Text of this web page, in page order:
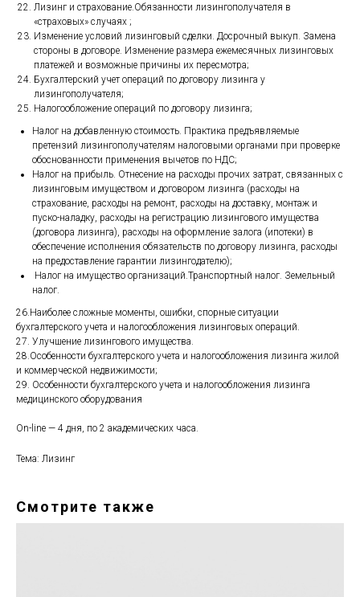
Лизинг и страхование.Обязанности лизингополучателя в
«страховых» случаях ;
Изменение условий лизинговый сделки. Досрочный выкуп. Замена
стороны в договоре. Изменение размера ежемесячных лизинговых
платежей и возможные причины их пересмотра;
Бухгалтерский учет операций по договору лизинга у
лизингополучателя;
Налогообложение операций по договору лизинга;
Налог на добавленную стоимость. Практика предъявляемые
претензий лизингополучателям налоговыми органами при проверке
обоснованности применения вычетов по НДС;
Налог на прибыль. Отнесение на расходы прочих затрат, связанных с
лизинговым имуществом и договором лизинга (расходы на
страхование, расходы на ремонт, расходы на доставку, монтаж и
пуско-наладку, расходы на регистрацию лизингового имущества
(договора лизинга), расходы на оформление залога (ипотеки) в
обеспечение исполнения обязательств по договору лизинга, расходы
на предоставление гарантии лизингодателю);
Налог на имущество организаций.Транспортный налог. Земельный
налог.
26.Наиболее сложные моменты, ошибки, спорные ситуации
бухгалтерского учета и налогообложения лизинговых операций.
27. Улучшение лизингового имущества.
28.Особенности бухгалтерского учета и налогообложения лизинга жилой
и коммерческой недвижимости;
29. Особенности бухгалтерского учета и налогообложения лизинга
медицинского оборудования
On-line — 4 дня, по 2 академических часа.
Тема: Лизинг
Смотрите также